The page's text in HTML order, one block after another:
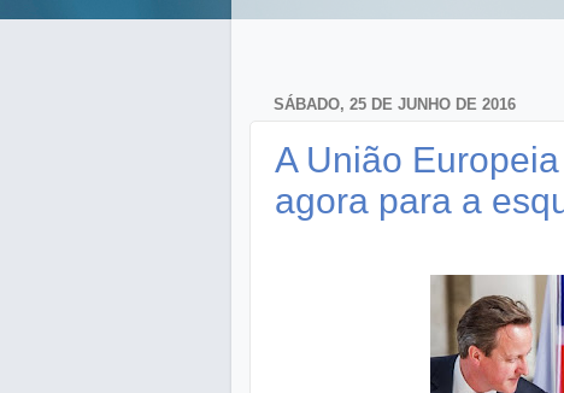
SÁBADO, 25 DE JUNHO DE 2016
A União
agora para a